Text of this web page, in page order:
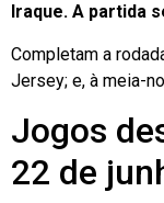
Iraque. A partida
Completam a
Jersey; e, à meia-
Jogos
22 de